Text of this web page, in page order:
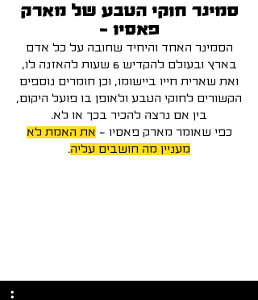
סמינר חוקי הטבע של מארק
פאסיו -
הסמינר האחד והיחיד שחובה על כל אדם
בארץ ובעולם להקדיש 6 שעות להאזנה לו,
ואת שארית חייו ביישומו, וכן חומרים נוספים
הקשורים לחוקי הטבע ולאופן בו פועל היקום,
בין אם נרצה להכיר בכך או לא.
כפי שאומר מארק פאסיו - את האמת לא
מעניין מה חושבים עליה.